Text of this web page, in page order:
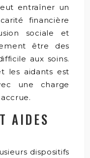
entraîner un
financière
sociale et
être des
aux soins.
les aidants est
une charge
AIDES
dispositifs